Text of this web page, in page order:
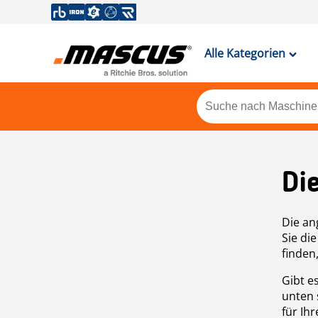
Alle Kategorien
Die
Sie
Gibt
unten
für